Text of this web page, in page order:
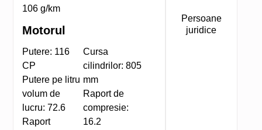
106 g/km
Motorul
Putere: 116
CP
Putere pe litru
volum de
lucru:72.6
Raport
Cursa
cilindrilor:805
mm
Raport de
compresie:
16.2
Persoane
juridice